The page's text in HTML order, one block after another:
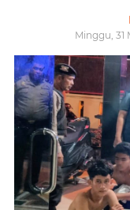
Minggu, 31